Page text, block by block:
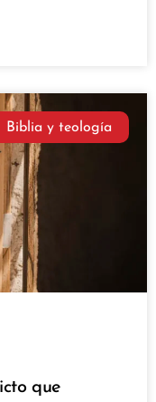
Biblia y teología
que